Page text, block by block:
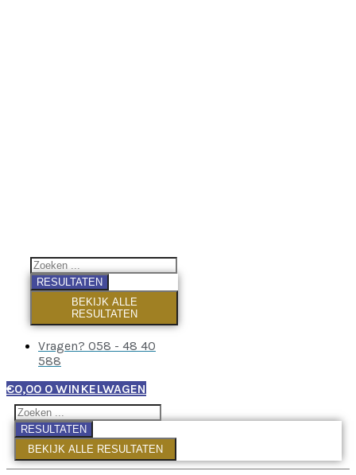
RESULTATEN
BEKIJK ALLE
RESULTATEN
Vragen? 058 - 48 40
588
€0,00 0 WINKELWAGEN
RESULTATEN
BEKIJK ALLE RESULTATEN